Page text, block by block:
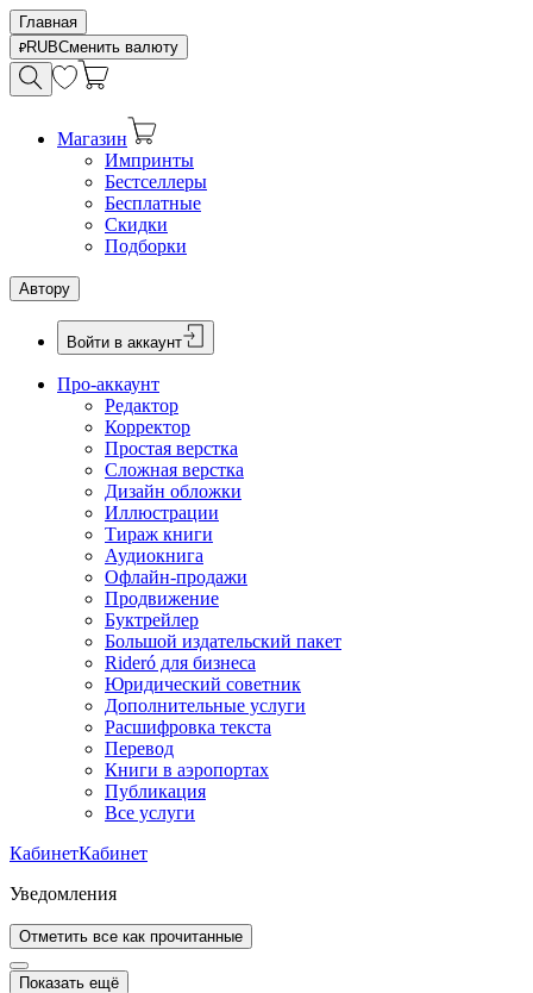
Главная
RUBСменить валюту
Магазин
Импринты
Бестселлеры
Бесплатные
Скидки
Подборки
Автору
Войти в аккаунт
Про-аккаунт
Редактор
Корректор
Простая верстка
Сложная верстка
Дизайн обложки
Иллюстрации
Тираж книги
Аудиокнига
Офлайн-продажи
Продвижение
Буктрейлер
Большой издательский пакет
Rideró для бизнеса
Юридический советник
Дополнительные услуги
Расшифровка текста
Перевод
Книги в аэропортах
Публикация
Все услуги
КабинетКабинет
Уведомления
Отметить все как прочитанные
Показать ещё